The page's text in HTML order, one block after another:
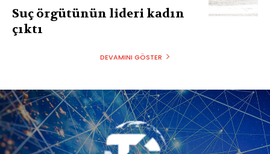
Suç örgütünün lideri kadın
çıktı
DEVAMINI GÖSTER